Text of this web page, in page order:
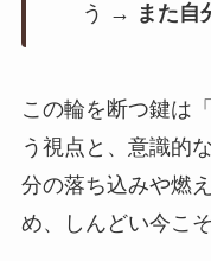
う → また自
この輪を断つ鍵は
う視点と、意識的
分の落ち込みや燃
め、しんどい今こ